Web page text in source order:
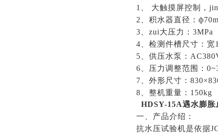
1、 大触摸屏控制，
2、积水器直径：
3、zui大压力：3MPa
4、检测件槽尺寸：宽
5、供压水泵：
6、压力调整范围：
7、外形尺寸：
8、整机重量：150kg
HDSY-15A遇水膨胀
一、产品介绍：
抗水压试验机是依据